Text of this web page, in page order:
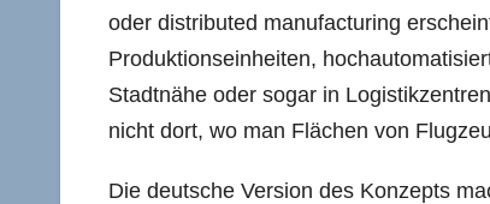
oder distributed manufacturing
Produktionseinheiten,
Stadtnähe oder sogar in
nicht dort, wo man Flächen von
Die deutsche Version des Konzepts